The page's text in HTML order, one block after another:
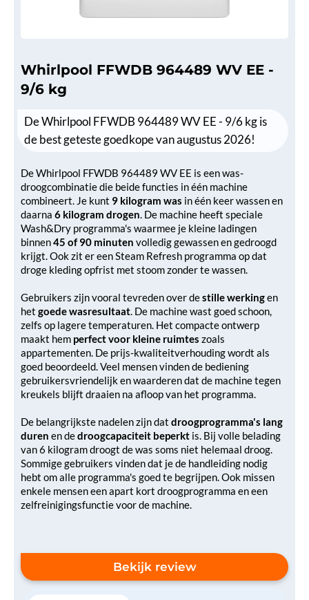
Whirlpool FFWDB 964489 WV EE -
9/6 kg
De Whirlpool FFWDB 964489 WV EE - 9/6 kg is
de best geteste goedkope van augustus 2026!
De Whirlpool FFWDB 964489 WV EE is een was-
droogcombinatie die beide functies in één machine
combineert. Je kunt 9 kilogram was in één keer wassen en
daarna 6 kilogram drogen. De machine heeft speciale
Wash&Dry programma's waarmee je kleine ladingen
binnen45 of 90 minuten volledig gewassen en gedroogd
krijgt. Ook zit er een Steam Refresh programma op dat
droge kleding opfrist met stoom zonder te wassen.
Gebruikers zijn vooral tevreden over destille werkingen
het goede wasresultaat. De machine wast goed schoon,
zelfs op lagere temperaturen. Het compacte ontwerp
maakt hem perfect voor kleine ruimtes zoals
appartementen. De prijs-kwaliteitverhouding wordt als
goed beoordeeld. Veel mensen vinden de bediening
gebruikersvriendelijk en waarderen dat de machine tegen
kreukels blijft draaien na afloop van het programma.
De belangrijkste nadelen zijn dat droogprogramma's lang
duren en dedroogcapaciteit beperkt is. Bij volle belading
van 6 kilogram droogt de was soms niet helemaal droog.
Sommige gebruikers vinden dat je de handleiding nodig
hebt om alle programma's goed te begrijpen. Ook missen
enkele mensen een apart kort droogprogramma en een
zelfreinigingsfunctie voor de machine.
Bekijk review